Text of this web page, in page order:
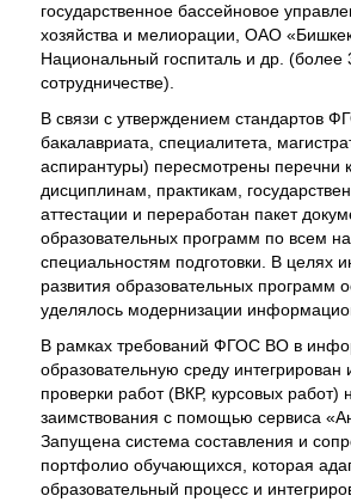
государственное бассейновое
хозяйства и мелиорации, ОАО «Бишкек
Национальный госпиталь и др. (более
сотрудничестве).
В связи с утверждением стандартов
бакалавриата, специалитета,
аспирантуры) пересмотрены перечни
дисциплинам, практикам,
аттестации и переработан пакет
образовательных программ по всем
специальностям подготовки. В целях
развития образовательных программ
уделялось модернизации
В рамках требований ФГОС ВО в
образовательную среду интегрирован
проверки работ (ВКР, курсовых работ)
заимствования с помощью сервиса
Запущена система составления и
портфолио обучающихся, которая
образовательный процесс и